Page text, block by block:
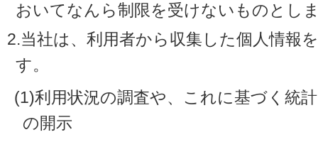
おいてなんら制限を受けないものとし
2.当社は、利用者から収集した個人情報
す。
(1)利用状況の調査や、これに基づく統
の開示